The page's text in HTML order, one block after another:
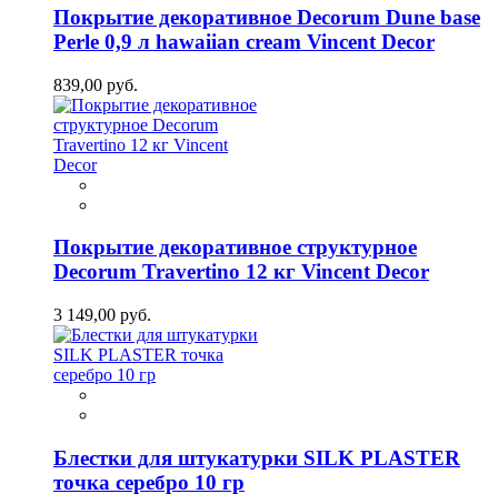
Покрытие декоративное Decorum Dune base
Perle 0,9 л hawaiian cream Vincent Decor
839,00 руб.
Покрытие декоративное структурное
Decorum Travertino 12 кг Vincent Decor
3 149,00 руб.
Блестки для штукатурки SILK PLASTER
точка серебро 10 гр